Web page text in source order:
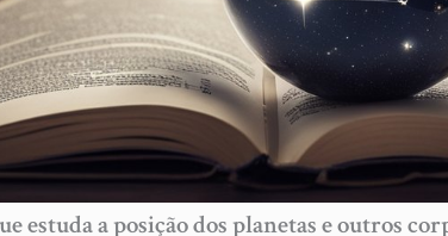
estuda a posição dos planetas e outros